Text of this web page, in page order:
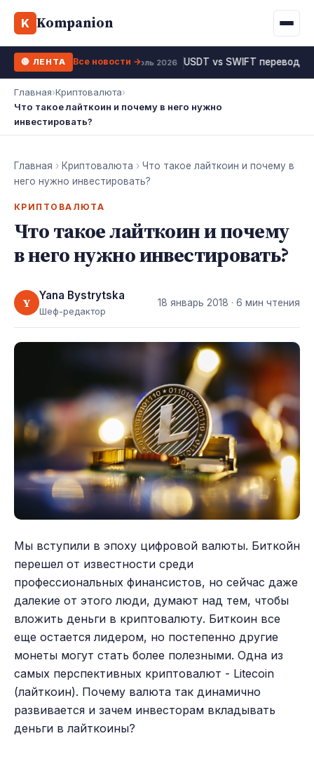
K Kompanion
Калькулятор МФО
Все 10 МФО →
Жизни
WhiteBIT
Kuna
Bybit
OKX
Ипотека
Депозит
Рефинансирование
ФОП налоги
🔴 ЛЕНТА 19 июль 2026 USDT vs SWIFT перевод
Все новости →
Главная›Криптовалюта›
Что такое лайткоин и почему в него нужно
инвестировать?
Главная › Криптовалюта › Что такое лайткоин и почему в
него нужно инвестировать?
КРИПТОВАЛЮТА
Что такое лайткоин и почему
в него нужно инвестировать?
Y Yana Bystrytska
Шеф-редактор
18 январь 2018 · 6 мин чтения
Мы вступили в эпоху цифровой валюты. Биткойн
перешел от известности среди
профессиональных финансистов, но сейчас даже
далекие от этого люди, думают над тем, чтобы
вложить деньги в криптовалюту. Биткоин все
еще остается лидером, но постепенно другие
монеты могут стать более полезными. Одна из
самых перспективных криптовалют - Litecoin
(лайткоин). Почему валюта так динамично
развивается и зачем инвесторам вкладывать
деньги в лайткоины?